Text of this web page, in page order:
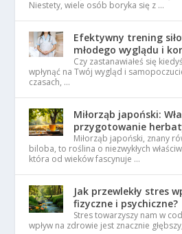
Niestety, wiele osób boryka się z …
Efektywny trening
młodego wyglądu i
Czy zastanawiałeś się
wpłynąć na Twój wygląd i
czasach, …
Miłorząb japoński:
przygotowanie
Miłorząb japoński, znany
biloba, to roślina o niezwykłych
która od wieków fascynuje …
Jak przewlekły stres
fizyczne i psychiczne?
Stres towarzyszy nam w
wpływ na zdrowie jest znacznie